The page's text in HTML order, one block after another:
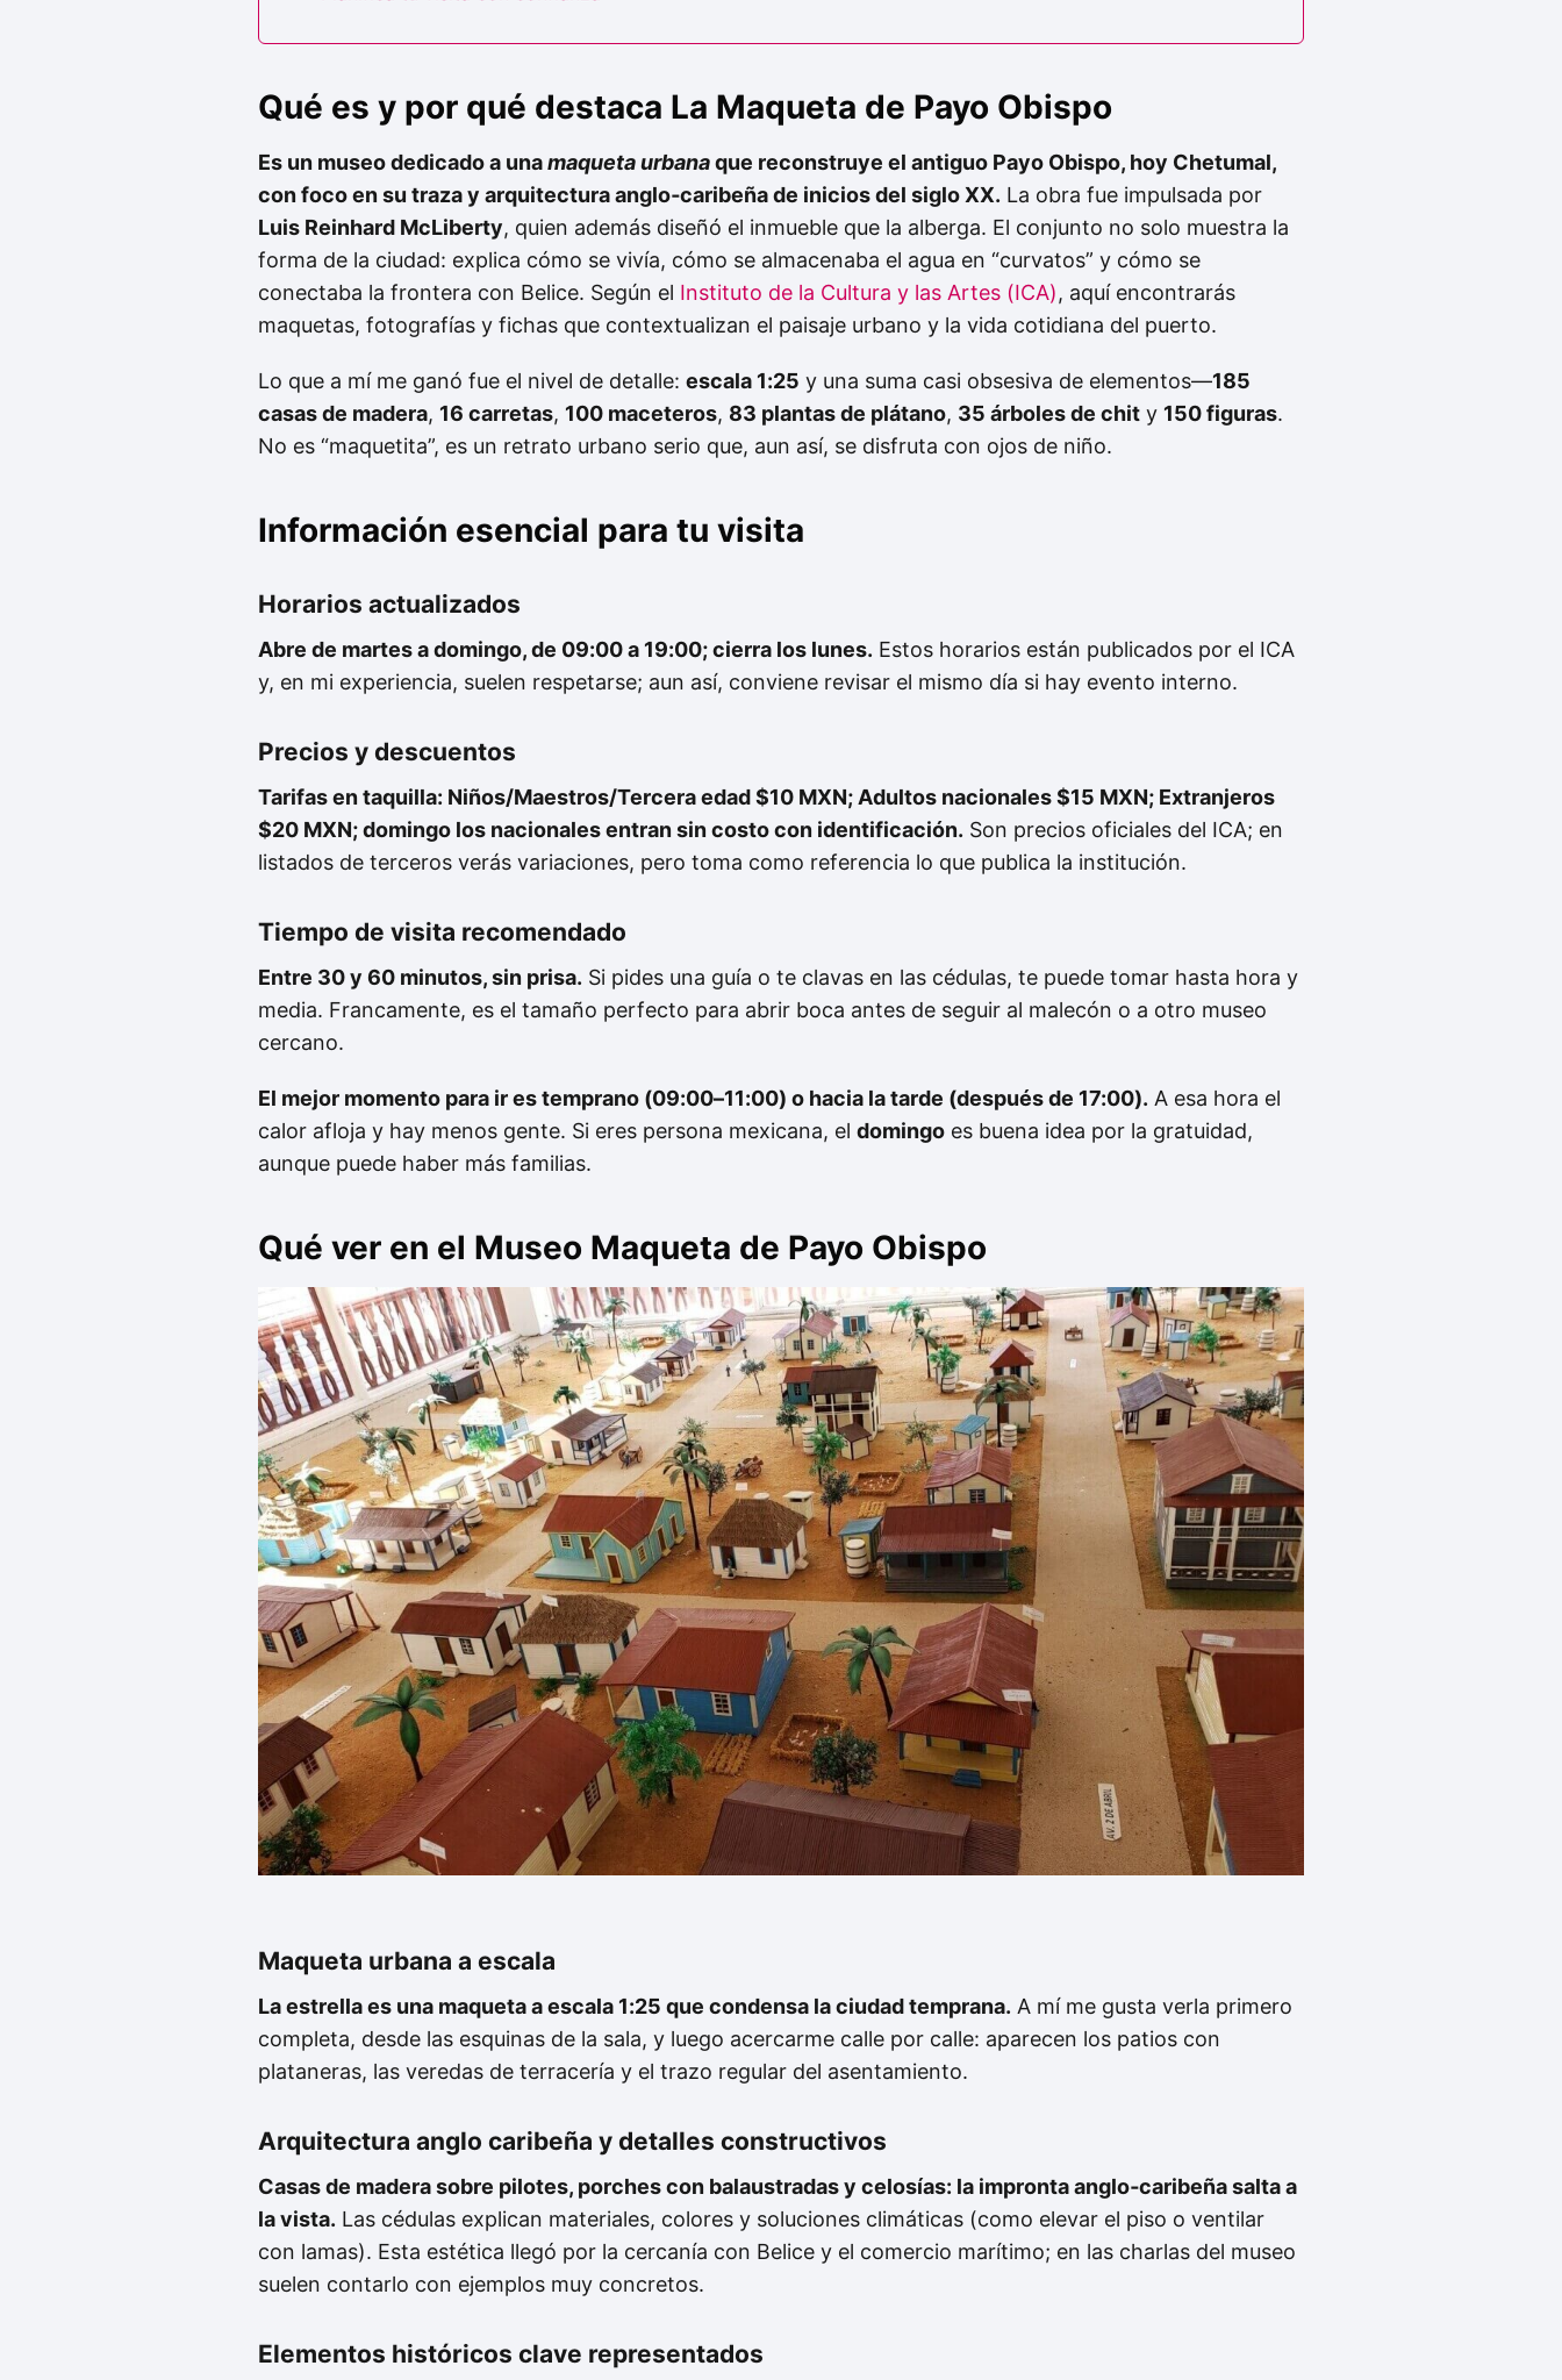
Qué es y por qué destaca La Maqueta de Payo Obispo
Es un museo dedicado a unamaqueta urbanaque reconstruye el antiguo Payo Obispo, hoy Chetumal,
con foco en su traza y arquitectura anglo‑caribeña de inicios del siglo XX. La obra fue impulsada por
Luis Reinhard McLiberty, quien además diseñó el inmueble que la alberga. El conjunto no solo muestra la
forma de la ciudad: explica cómo se vivía, cómo se almacenaba el agua en “curvatos” y cómo se
conectaba la frontera con Belice. Según el Instituto de la Cultura y las Artes (ICA), aquí encontrarás
maquetas, fotografías y fichas que contextualizan el paisaje urbano y la vida cotidiana del puerto.
Lo que a mí me ganó fue el nivel de detalle: escala 1:25 y una suma casi obsesiva de elementos—185
casas de madera, 16 carretas, 100 maceteros, 83 plantas de plátano, 35 árboles de chit y 150 figuras.
No es “maquetita”, es un retrato urbano serio que, aun así, se disfruta con ojos de niño.
Información esencial para tu visita
Horarios actualizados
Abre de martes a domingo, de 09:00 a 19:00; cierra los lunes. Estos horarios están publicados por el ICA
y, en mi experiencia, suelen respetarse; aun así, conviene revisar el mismo día si hay evento interno.
Precios y descuentos
Tarifas en taquilla: Niños/Maestros/Tercera edad$10 MXN; Adultos nacionales$15 MXN; Extranjeros
$20 MXN;domingo los nacionales entransin costocon identificación. Son precios oficiales del ICA; en
listados de terceros verás variaciones, pero toma como referencia lo que publica la institución.
Tiempo de visita recomendado
Entre 30 y 60 minutos, sin prisa. Si pides una guía o te clavas en las cédulas, te puede tomar hasta hora y
media. Francamente, es el tamaño perfecto para abrir boca antes de seguir al malecón o a otro museo
cercano.
El mejor momento para ir es temprano (09:00–11:00) o hacia la tarde (después de 17:00). A esa hora el
calor afloja y hay menos gente. Si eres persona mexicana, el domingo es buena idea por la gratuidad,
aunque puede haber más familias.
Qué ver en el Museo Maqueta de Payo Obispo
Maqueta urbana a escala
La estrella es una maqueta a escala 1:25 que condensa la ciudad temprana. A mí me gusta verla primero
completa, desde las esquinas de la sala, y luego acercarme calle por calle: aparecen los patios con
plataneras, las veredas de terracería y el trazo regular del asentamiento.
Arquitectura anglo caribeña y detalles constructivos
Casas de madera sobre pilotes, porches con balaustradas y celosías: la impronta anglo‑caribeña salta a
la vista. Las cédulas explican materiales, colores y soluciones climáticas (como elevar el piso o ventilar
con lamas). Esta estética llegó por la cercanía con Belice y el comercio marítimo; en las charlas del museo
suelen contarlo con ejemplos muy concretos.
Elementos históricos clave representados